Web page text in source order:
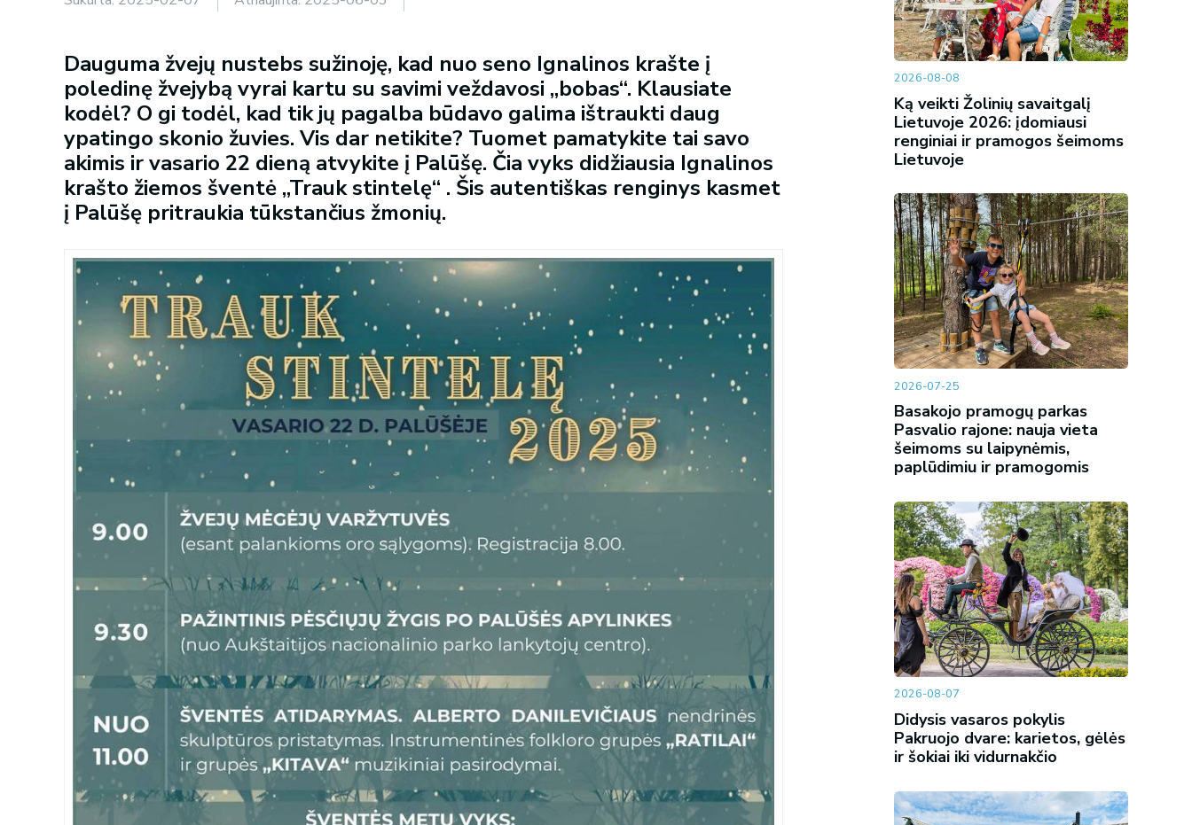
Dauguma žvejų nustebs sužinoję, kad nuo seno Ignalinos krašte į
poledinę žvejybą vyrai kartu su savimi veždavosi „bobas“. Klausiate
kodėl? O gi todėl, kad tik jų pagalba būdavo galima ištraukti daug
ypatingo skonio žuvies. Vis dar netikite? Tuomet pamatykite tai savo
akimis ir vasario 22 dieną atvykite į Palūšę. Čia vyks didžiausia Ignalinos
krašto žiemos šventė „Trauk stintelę“ . Šis autentiškas renginys kasmet
į Palūšę pritraukia tūkstančius žmonių.
2026-08-08
Ką veikti Žolinių savaitgalį
Lietuvoje 2026: įdomiausi
renginiai ir pramogos šeimoms
Lietuvoje
2026-07-25
Basakojo pramogų parkas
Pasvalio rajone: nauja vieta
šeimoms su laipynėmis,
paplūdimiu ir pramogomis
2026-08-07
Didysis vasaros pokylis
Pakruojo dvare: karietos, gėlės
ir šokiai iki vidurnakčio